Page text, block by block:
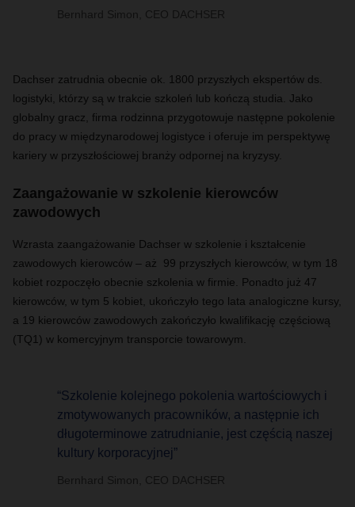
Bernhard Simon, CEO DACHSER
Dachser zatrudnia obecnie ok. 1800 przyszłych ekspertów ds.
logistyki, którzy są w trakcie szkoleń lub kończą studia. Jako
globalny gracz, firma rodzinna przygotowuje następne pokolenie
do pracy w międzynarodowej logistyce i oferuje im perspektywę
kariery w przyszłościowej branży odpornej na kryzysy.
Zaangażowanie w szkolenie kierowców
zawodowych
Wzrasta zaangażowanie Dachser w szkolenie i kształcenie
zawodowych kierowców – aż 99 przyszłych kierowców, w tym 18
kobiet rozpoczęło obecnie szkolenia w firmie. Ponadto już 47
kierowców, w tym 5 kobiet, ukończyło tego lata analogiczne kursy,
a 19 kierowców zawodowych zakończyło kwalifikację częściową
(TQ1) w komercyjnym transporcie towarowym.
“Szkolenie kolejnego pokolenia wartościowych i
zmotywowanych pracowników, a następnie ich
długoterminowe zatrudnianie, jest częścią naszej
kultury korporacyjnej”
Bernhard Simon, CEO DACHSER